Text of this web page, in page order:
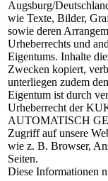
Augsburg/
wie Texte, Bilder,
sowie deren
Urheberrechts und
Eigentums. Inhalte
Zwecken kopiert,
unterliegen zudem
Eigentum ist durch
Urheberrecht der
AUTOMATISCH
Zugriff auf unsere
wie z. B. Browser,
Seiten.
Diese Informationen